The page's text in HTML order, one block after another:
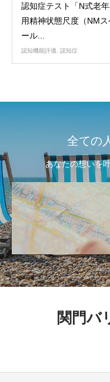
認知症テスト「N式老
用精神状態尺度（NMス
ール...
認知機能評価 認知症
全ての
あなたの想いを
関門バ